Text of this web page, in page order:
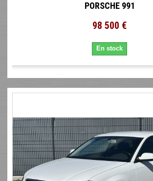
PORSCHE 991
98 500 €
En stock